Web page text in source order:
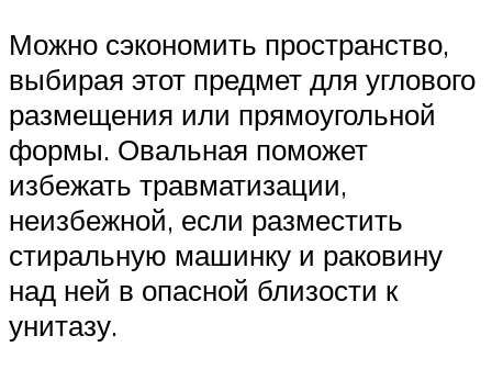
Можно сэкономить пространство,
выбирая этот предмет для углового
размещения или прямоугольной
формы. Овальная поможет
избежать травматизации,
неизбежной, если разместить
стиральную машинку и раковину
над ней в опасной близости к
унитазу.